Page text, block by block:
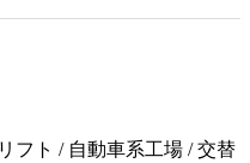
フト / 自動車系工場 / 交替